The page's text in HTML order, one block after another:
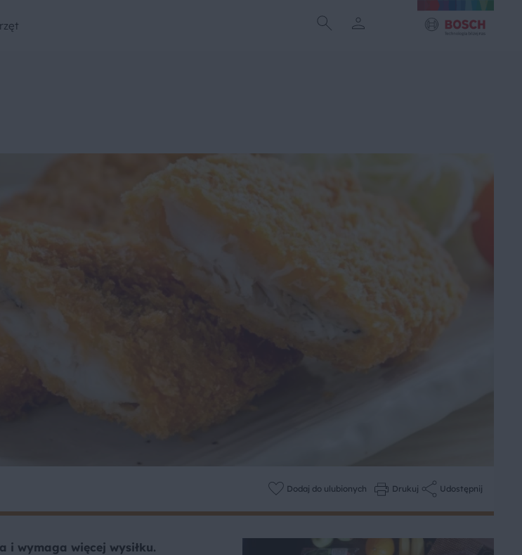
Dodaj do ulubionych Drukuj Udostępnij
i wymaga więcej wysiłku.